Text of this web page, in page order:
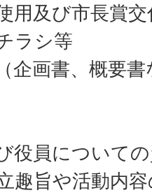
用及び市長賞
ラシ等
企画書、概要
役員について
趣旨や活動内